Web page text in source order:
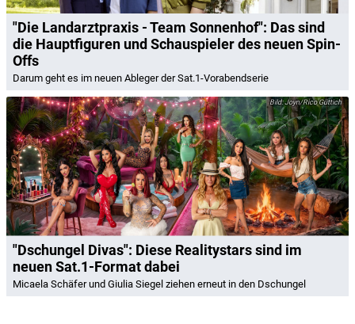
"Die Landarztpraxis - Team Sonnenhof": Das sind
die Hauptfiguren und Schauspieler des neuen Spin-
Offs
Darum geht es im neuen Ableger der Sat.1-Vorabendserie
Joyn/Rico Güttich
"Dschungel Divas": Diese Realitystars sind im
neuen Sat.1-Format dabei
Micaela Schäfer und Giulia Siegel ziehen erneut in den Dschungel